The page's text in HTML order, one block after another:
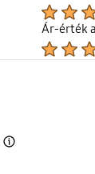
Ár-érték